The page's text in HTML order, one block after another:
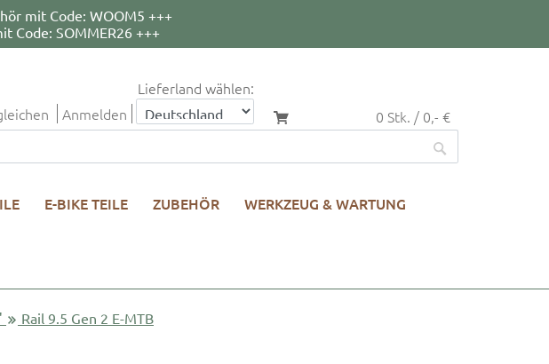
mit Code: WOOM5 +++
Code: SOMMER26 +++
Anmelden
Lieferland wählen:
0 Stk. / 0,- €
E-BIKE TEILE ZUBEHÖR WERKZEUG & WARTUNG
Rail 9.5 Gen 2 E-MTB